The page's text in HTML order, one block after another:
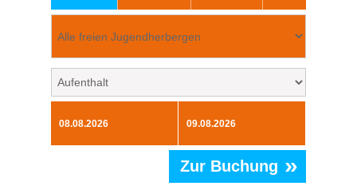
Zur Buchung »